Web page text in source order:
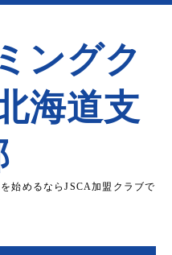
ングク
海道支
始めるならJSCA加盟クラブで